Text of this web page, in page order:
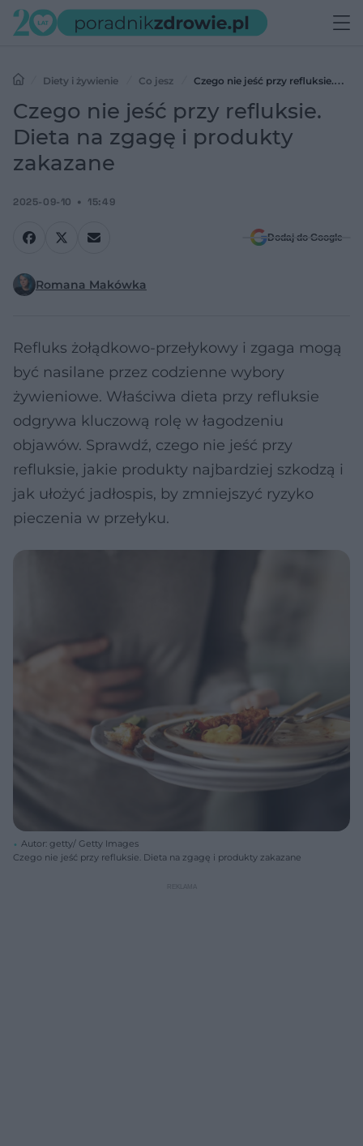
Diety i żywienie Co jesz
Czego nie jeść przy refluksie.
Dieta na zgagę i produkty zakazane
Czego nie jeść przy refluksie.
Dieta na zgagę i produkty
zakazane
2025-09-10 15:49
Dodaj do Google
Romana Makówka
Refluks żołądkowo-przełykowy i zgaga mogą
być nasilane przez codzienne wybory
żywieniowe. Właściwa dieta przy refluksie
odgrywa kluczową rolę w łagodzeniu
objawów. Sprawdź, czego nie jeść przy
refluksie, jakie produkty najbardziej szkodzą i
jak ułożyć jadłospis, by zmniejszyć ryzyko
pieczenia w przełyku.
Autor: getty/ Getty Images
Czego nie jeść przy refluksie. Dieta na zgagę i produkty zakazane